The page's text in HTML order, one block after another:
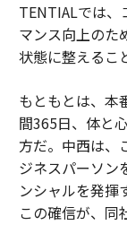
TENTIALでは、
マンス向上のた
状態に整えるこ
もともとは、本
間365日、体と
方だ。中西は、
ジネスパーソン
ンシャルを発揮
この確信が、同